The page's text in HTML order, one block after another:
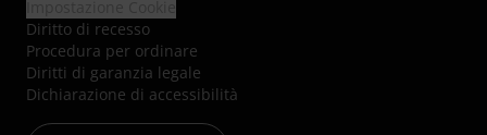
Diritto di recesso
Procedura per ordinare
Diritti di garanzia legale
Dichiarazione di accessibilità